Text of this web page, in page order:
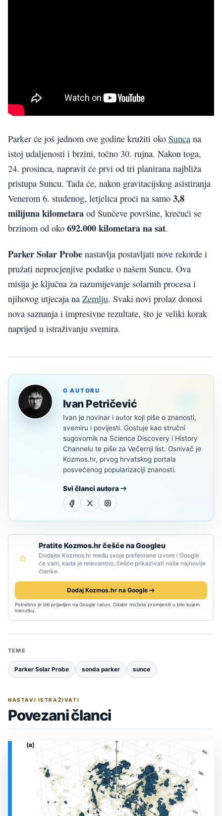
Parker će još jednom ove godine kružiti oko Sunca na
istoj udaljenosti i brzini, točno 30. rujna. Nakon toga,
24. prosinca, napravit će prvi od tri planirana najbliža
pristupa Suncu. Tada će, nakon gravitacijskog asistiranja
Venerom 6. studenog, letjelica proći na samo 3,8
milijuna kilometara od Sunčeve površine, krećući se
brzinom od oko 692.000 kilometara na sat.
Parker Solar Probe nastavlja postavljati nove rekorde i
pružati neprocjenjive podatke o našem Suncu. Ova
misija je ključna za razumijevanje solarnih procesa i
njihovog utjecaja na Zemlju. Svaki novi prolaz donosi
nova saznanja i impresivne rezultate, što je veliki korak
naprijed u istraživanju svemira.
O AUTORU
Ivan Petričević
Ivan je novinar i autor koji piše o znanosti,
svemiru i povijesti. Gostuje kao stručni
sugovornik na Science Discovery i History
Channelu te piše za Večernji list. Osnivač je
Kozmos.hr, prvog hrvatskog portala
posvećenog popularizaciji znanosti.
Svi članci autora
Pratite Kozmos.hr češće na Googleu
Dodajte Kozmos.hr među svoje preferirane izvore i Google
će vam, kada je relevantno, češće prikazivati naše najnovije
članke.
Dodaj Kozmos.hr na Google
Potrebno je biti prijavljen na Google račun. Odabir možete promijeniti u bilo kojem
trenutku.
TEME
Parker Solar Probe sonda parker sunce
NASTAVI ISTRAŽIVATI
Povezani članci